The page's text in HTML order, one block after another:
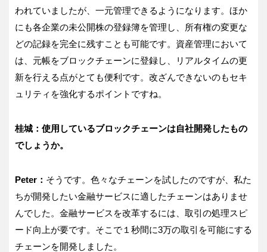
われていましたが、一元管理できるようになります。ほか
にも各企業の未公開株の登録簿を管理し、所有権の変更な
どの記録を完全に残すことも可能です。資産管理において
は、元帳をブロックチェーンに登録し、リアルタイムの更
新を行える点がとても便利です。改ざんできないのもセキ
ュリティを強化するポイントですね。
桂城：使用しているブロックチェーンは自社開発したもの
でしょうか。
Peter： そうです。色々なチェーンを試したのですが、私た
ちが開発したい金融サービスに適したチェーンはありませ
んでした。金融サービスを改革するには、取引の処理スピ
ード向上が要です。そこで１秒間に3万の取引を可能にする
チェーンを開発しました。